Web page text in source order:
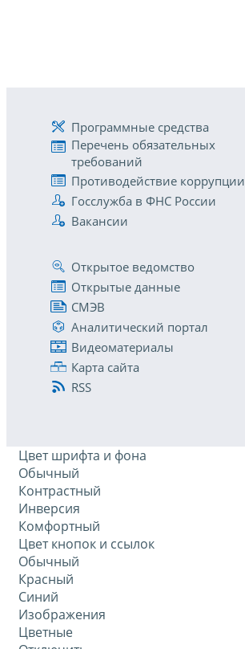
Программные средства
Перечень обязательных
требований
Противодействие коррупции
Госслужба в ФНС России
Вакансии
Открытое ведомство
Открытые данные
СМЭВ
Аналитический портал
Видеоматериалы
Карта сайта
RSS
Цвет шрифта и фона
Обычный
Контрастный
Инверсия
Комфортный
Цвет кнопок и ссылок
Обычный
Красный
Синий
Изображения
Цветные